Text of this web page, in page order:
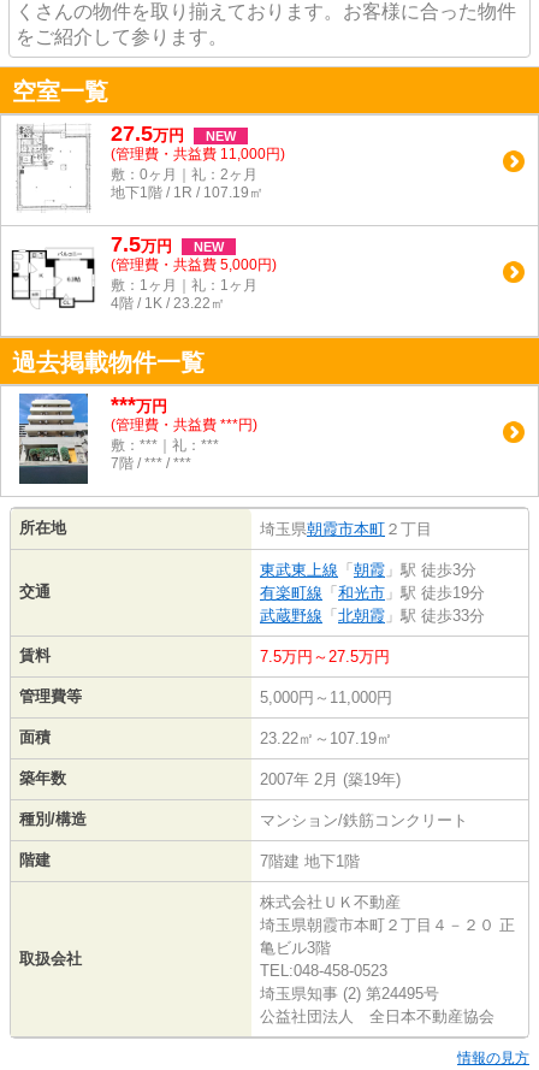
くさんの物件を取り揃えております。お客様に合った物件
をご紹介して参ります。
空室一覧
27.5万円 NEW
(管理費・共益費 11,000円)
敷：0ヶ月｜礼：2ヶ月
地下1階 / 1R / 107.19㎡
7.5万円 NEW
(管理費・共益費 5,000円)
敷：1ヶ月｜礼：1ヶ月
4階 / 1K / 23.22㎡
過去掲載物件一覧
***万円
(管理費・共益費 ***円)
敷：***｜礼：***
7階 / *** / ***
所在地 埼玉県朝霞市本町 ２丁目
交通
東武東上線 「 朝霞 」駅 徒歩3分
有楽町線 「 和光市 」駅 徒歩19分
武蔵野線 「 北朝霞 」駅 徒歩33分
賃料 7.5万円～27.5万円
管理費等 5,000円～11,000円
面積 23.22㎡～107.19㎡
築年数 2007年 2月 (築19年)
種別/構造 マンション/鉄筋コンクリート
階建 7階建 地下1階
取扱会社
株式会社ＵＫ不動産
埼玉県朝霞市本町２丁目４－２０ 正
亀ビル3階
TEL:048-458-0523
埼玉県知事 (2) 第24495号
公益社団法人 全日本不動産協会
情報の見方